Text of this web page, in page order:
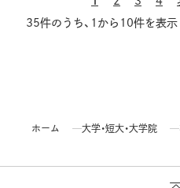
ジ
レ
35件のうち、1から10件を表
ホーム 大学・短大・大学院